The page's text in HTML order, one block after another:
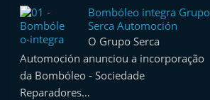
k
e
t
A
Bombóleo integra Grupo
Serca Automoción
O Grupo Serca
Automoción anunciou a incorporação
da Bombóleo - Sociedade
Reparadores…